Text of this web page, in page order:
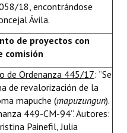
18, encontrándose
Ávila.
de proyectos con
comisión
de Ordenanza 445/17: “Se
de revalorización de la
mapuche (mapuzungun).
449-CM-94”. Autores:
Painefil, Julia